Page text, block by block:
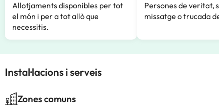
Allotjaments disponibles per tot
el món i per a tot allò que
necessitis.
Persones de veritat,
missatge o trucada
Instal·lacions i serveis
Zones comuns